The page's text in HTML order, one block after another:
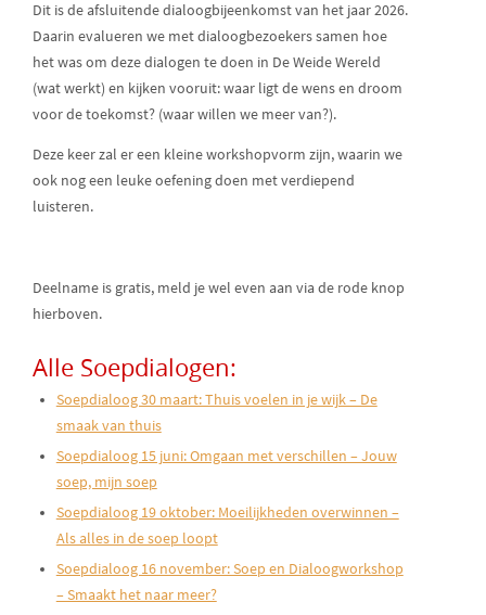
Dit is de afsluitende dialoogbijeenkomst van het jaar 2026.
Daarin evalueren we met dialoogbezoekers samen hoe
het was om deze dialogen te doen in De Weide Wereld
(wat werkt) en kijken vooruit: waar ligt de wens en droom
voor de toekomst? (waar willen we meer van?).
Deze keer zal er een kleine workshopvorm zijn, waarin we
ook nog een leuke oefening doen met verdiepend
luisteren.
Deelname is gratis, meld je wel even aan via de rode knop
hierboven.
Alle Soepdialogen:
Soepdialoog 30 maart: Thuis voelen in je wijk – De
smaak van thuis
Soepdialoog 15 juni: Omgaan met verschillen – Jouw
soep, mijn soep
Soepdialoog 19 oktober: Moeilijkheden overwinnen –
Als alles in de soep loopt
Soepdialoog 16 november: Soep en Dialoogworkshop
– Smaakt het naar meer?